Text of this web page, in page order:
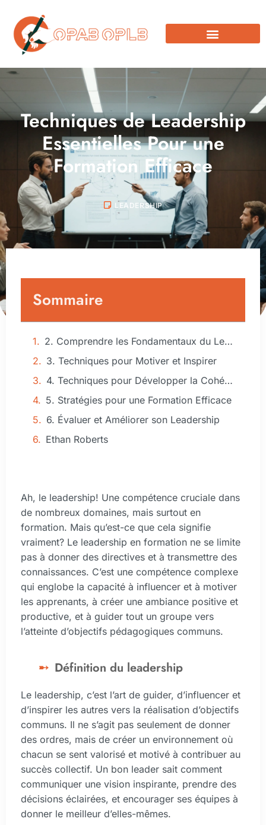
Techniques de Leadership
Essentielles Pour une
Formation Efficace
LEADERSHIP
Sommaire
2. Comprendre les Fondamentaux du Leadership
3. Techniques pour Motiver et Inspirer
4. Techniques pour Développer la Cohésion de Groupe
5. Stratégies pour une Formation Efficace
6. Évaluer et Améliorer son Leadership
Ethan Roberts
Ah, le leadership! Une compétence cruciale dans
de nombreux domaines, mais surtout en
formation. Mais qu’est-ce que cela signifie
vraiment? Le leadership en formation ne se limite
pas à donner des directives et à transmettre des
connaissances. C’est une compétence complexe
qui englobe la capacité à influencer et à motiver
les apprenants, à créer une ambiance positive et
productive, et à guider tout un groupe vers
l’atteinte d’objectifs pédagogiques communs.
Définition du leadership
Le leadership, c’est l’art de guider, d’influencer et
d’inspirer les autres vers la réalisation d’objectifs
communs. Il ne s’agit pas seulement de donner
des ordres, mais de créer un environnement où
chacun se sent valorisé et motivé à contribuer au
succès collectif. Un bon leader sait comment
communiquer une vision inspirante, prendre des
décisions éclairées, et encourager ses équipes à
donner le meilleur d’elles-mêmes.